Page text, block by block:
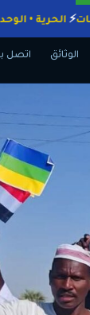
الواجبات
الوثائق اتصل